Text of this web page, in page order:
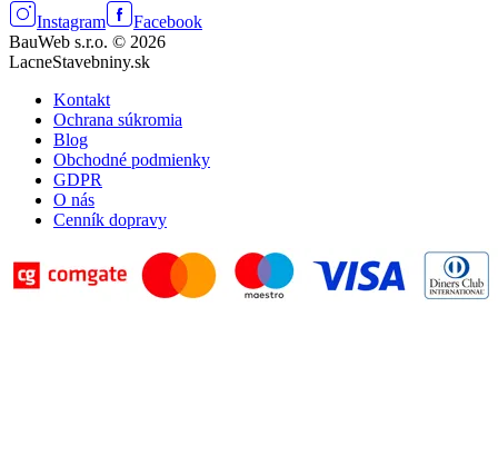
Instagram
Facebook
BauWeb s.r.o. © 2026
LacneStavebniny.sk
Kontakt
Ochrana súkromia
Blog
Obchodné podmienky
GDPR
O nás
Cenník dopravy